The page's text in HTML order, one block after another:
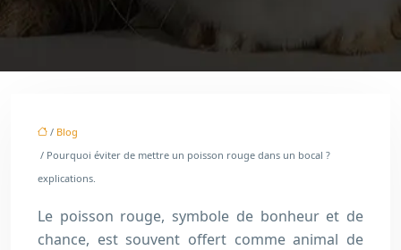
/ Blog
/ Pourquoi éviter de mettre un poisson rouge dans un bocal ?
explications.
Le poisson rouge, symbole de bonheur et de
chance, est souvent offert comme animal de